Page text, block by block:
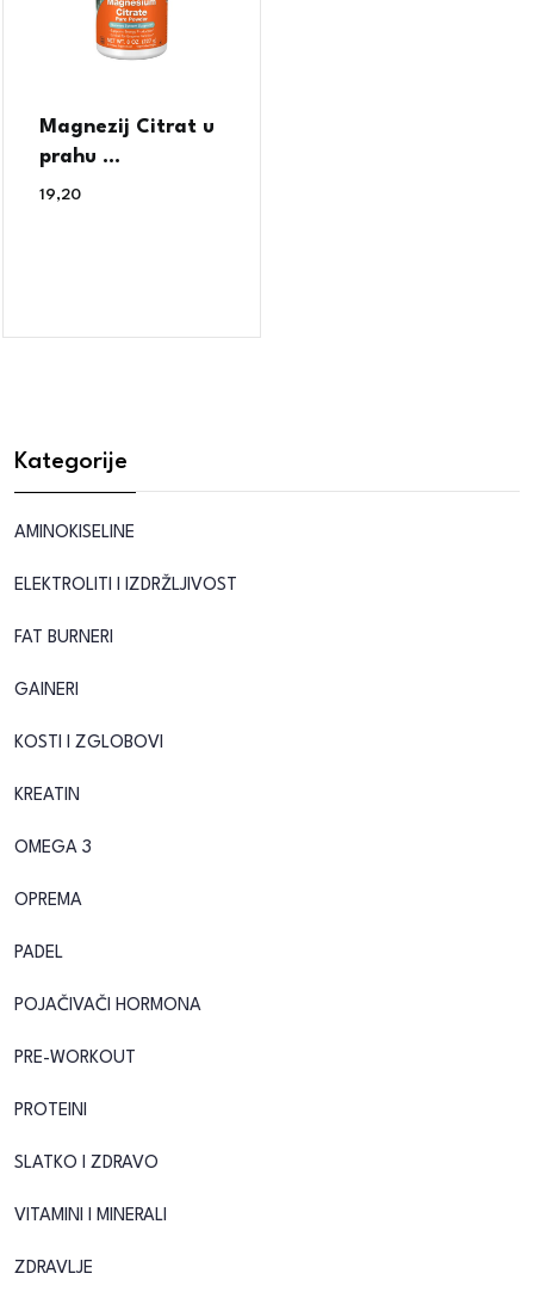
Magnezij Citrat u
prahu ...
19,20
Kategorije
AMINOKISELINE
ELEKTROLITI I IZDRŽLJIVOST
FAT BURNERI
GAINERI
KOSTI I ZGLOBOVI
KREATIN
OMEGA 3
OPREMA
PADEL
POJAČIVAČI HORMONA
PRE-WORKOUT
PROTEINI
SLATKO I ZDRAVO
VITAMINI I MINERALI
ZDRAVLJE